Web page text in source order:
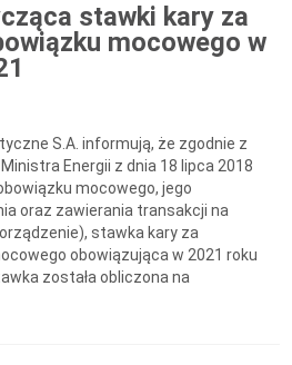
stawki kary za
mocowego w
S.A. informują, że zgodnie z
Energii z dnia 18 lipca 2018
mocowego, jego
oraz zawierania transakcji na
stawka kary za
obowiązująca w 2021 roku
została obliczona na